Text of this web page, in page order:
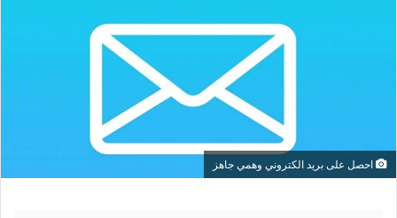
احصل على بريد الكتروني وهمي جاهز